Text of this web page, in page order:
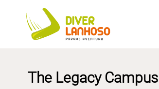
The Legacy Campus